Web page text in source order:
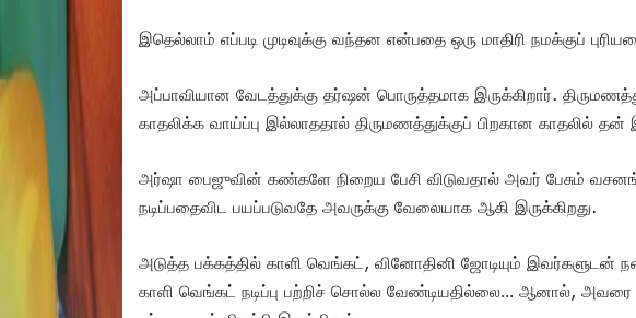
இதெல்லாம் எப்படி முடிவுக்கு வந்தன என்பதை ஒரு மாதிரி நமக்குப்
அப்பாவியான வேடத்துக்கு தர்ஷன் பொருத்தமாக இருக்கிறார்.
காதலிக்க வாய்ப்பு இல்லாததால் திருமணத்துக்குப் பிறகான காதலில் தன்
அர்ஷா பைஜுவின் கண்களே நிறைய பேசி விடுவதால் அவர் பேசும்
நடிப்பதைவிட பயப்படுவதே அவருக்கு வேலையாக ஆகி இருக்கிறது.
அடுத்த பக்கத்தில் காளி வெங்கட், வினோதினி ஜோடியும் இவர்களுடன்
காளி வெங்கட் நடிப்பு பற்றிச் சொல்ல வேண்டியதில்லை… ஆனால்,